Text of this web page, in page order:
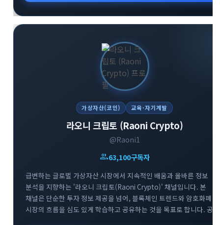
가상자산(코인) 교육·자기계발
라오니 크립토 (Raoni Crypto)
@Raoni1
group63,100구독자
급변하는 글로벌 가상자산 시장에서 지속적인 배움과 올바른 정보
분석을 지향하는 '라오니 크립토(Raoni Crypto)' 채널입니다. 본
채널은 단순한 투자 정보 제공을 넘어, 블록체인 트렌드와 암호화폐
시장의 흐름을 심도 있게 학습하고 공유하는 것을 목표로 합니다. 공식